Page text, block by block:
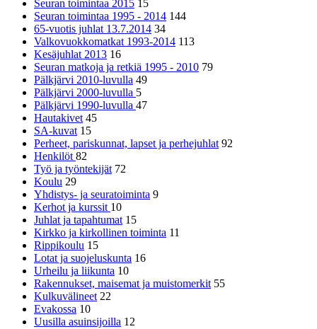
Seuran toimintaa 2015 15
Seuran toimintaa 1995 - 2014 144
65-vuotis juhlat 13.7.2014 34
Valkovuokkomatkat 1993-2014 113
Kesäjuhlat 2013 16
Seuran matkoja ja retkiä 1995 - 2010 79
Pälkjärvi 2010-luvulla 49
Pälkjärvi 2000-luvulla 5
Pälkjärvi 1990-luvulla 47
Hautakivet 45
SA-kuvat 15
Perheet, pariskunnat, lapset ja perhejuhlat 92
Henkilöt82
Työ ja työntekijät 72
Koulu 29
Yhdistys- ja seuratoiminta 9
Kerhot ja kurssit 10
Juhlat ja tapahtumat 15
Kirkko ja kirkollinen toiminta 11
Rippikoulu 15
Lotat ja suojeluskunta 16
Urheilu ja liikunta 10
Rakennukset, maisemat ja muistomerkit 55
Kulkuvälineet 22
Evakossa 10
Uusilla asuinsijoilla 12